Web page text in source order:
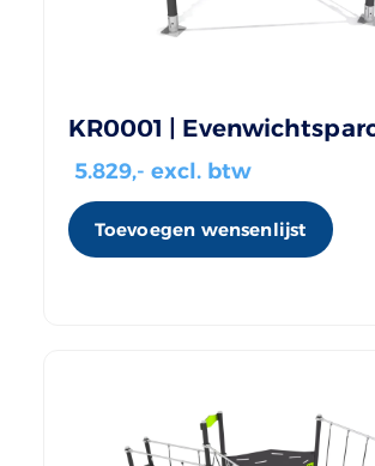
KR0001 |
5.829,- excl. btw
Toevoegen wensenlijst